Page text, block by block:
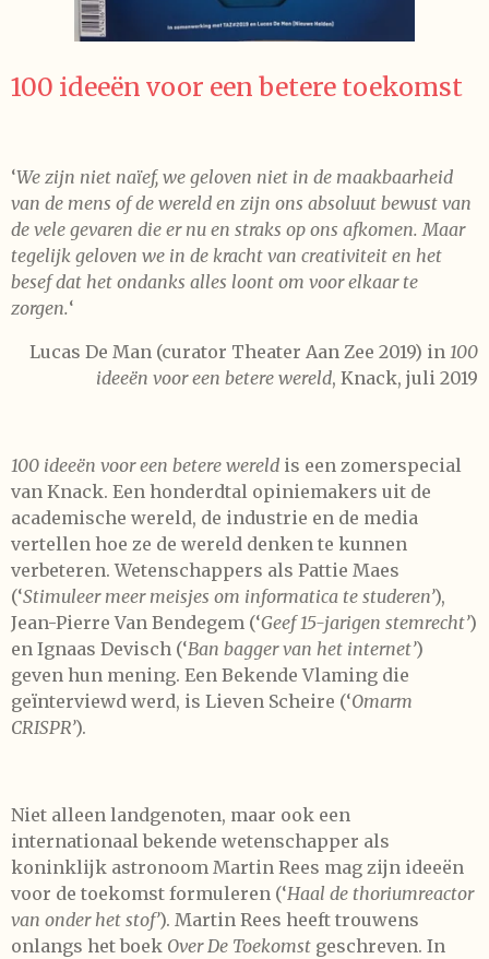
100 ideeën voor een betere toekomst
‘We zijn niet naïef, we geloven niet in de maakbaarheid
van de mens of de wereld en zijn ons absoluut bewust van
de vele gevaren die er nu en straks op ons afkomen. Maar
tegelijk geloven we in de kracht van creativiteit en het
besef dat het ondanks alles loont om voor elkaar te
zorgen.‘
Lucas De Man (curator Theater Aan Zee 2019) in 100
ideeën voor een betere wereld, Knack, juli 2019
100 ideeën voor een betere wereld is een zomerspecial
van Knack. Een honderdtal opiniemakers uit de
academische wereld, de industrie en de media
vertellen hoe ze de wereld denken te kunnen
verbeteren. Wetenschappers als Pattie Maes
(‘Stimuleer meer meisjes om informatica te studeren’),
Jean-Pierre Van Bendegem (‘Geef 15-jarigen stemrecht’)
en Ignaas Devisch (‘Ban bagger van het internet’)
geven hun mening. Een Bekende Vlaming die
geïnterviewd werd, is Lieven Scheire (‘Omarm
CRISPR’).
Niet alleen landgenoten, maar ook een
internationaal bekende wetenschapper als
koninklijk astronoom Martin Rees mag zijn ideeën
voor de toekomst formuleren (‘Haal de thoriumreactor
van onder het stof’). Martin Rees heeft trouwens
onlangs het boek Over De Toekomst geschreven. In